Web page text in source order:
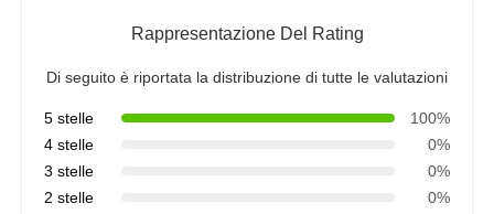
Rappresentazione Del Rating
Di seguito è riportata la distribuzione di tutte le valutazioni
5 stelle
100%
4 stelle
0%
3 stelle
0%
2 stelle
0%